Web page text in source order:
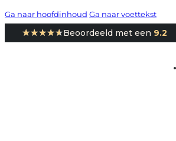
Ga naar hoofdinhoud Ga naar voettekst
★★★★★
★★★★★Beoordeeld met een 9.2